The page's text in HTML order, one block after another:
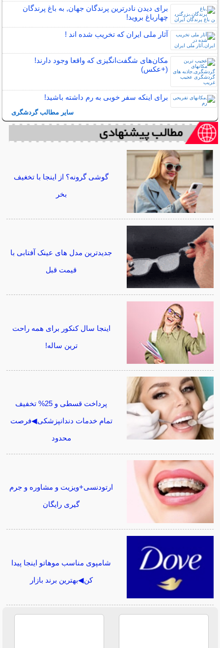
برای دیدن نادرترین پرندگان جهان, به باغ پرندگان
چهارباغ بروید!
آثار ملی ایران که تخریب شده اند !
مکان‌های شگفت‌انگیزی که واقعا وجود دارند!
(+عکس)
برای اینکه سفر خوبی به رم داشته باشید!
سایر مطالب گردشگری
گوشی گرونه؟ از اینجا با تخغیف
بخر
جدیدترین مدل های عینک آفتابی با
قیمت قبل
اینجا سال کنکور برای همه راحت
ترین ساله!
پرداخت قسطی و 25% تخفیف
تمام خدمات دندانپزشکی◀فرصت
محدود
ارتودنسی+ویزیت و مشاوره و جرم
گیری رایگان
شامپوی مناسب موهاتو اینجا پیدا
کن◀بهترین برند بازار